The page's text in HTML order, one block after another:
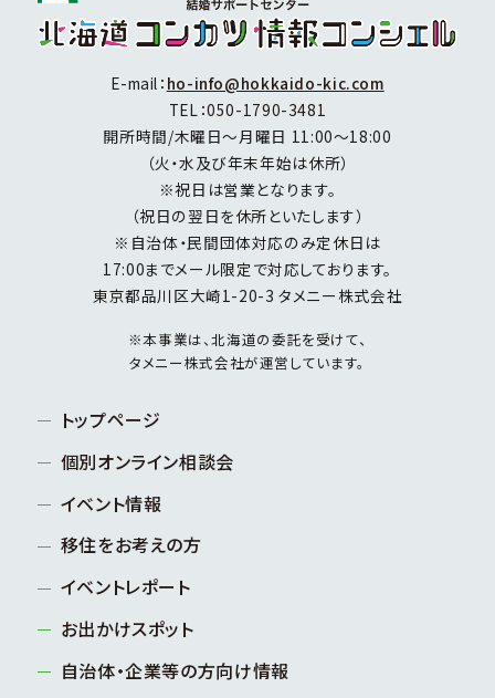
E-mail： ho-info@hokkaido-kic.com
TEL：050-1790-3481
開所時間/木曜日～月曜日 11:00～18:00
（火・水及び年末年始は休所）
※祝日は営業となります。
（祝日の翌日を休所といたします）
※自治体・民間団体対応のみ定休日は
17:00までメール限定で対応しております。
東京都品川区大崎1-20-3 タメニー株式会社
※本事業は、北海道の委託を受けて、
タメニー株式会社が運営しています。
トップページ
個別オンライン相談会
イベント情報
移住をお考えの方
イベントレポート
お出かけスポット
自治体・企業等の方向け情報